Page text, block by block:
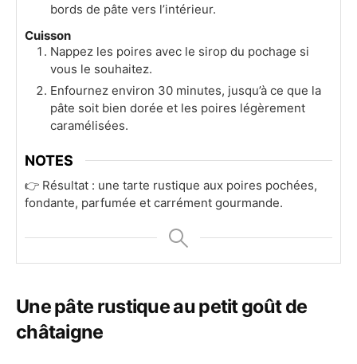
bords de pâte vers l’intérieur.
Cuisson
Nappez les poires avec le sirop du pochage si
vous le souhaitez.
Enfournez environ 30 minutes, jusqu’à ce que la
pâte soit bien dorée et les poires légèrement
caramélisées.
NOTES
👉 Résultat : une tarte rustique aux poires pochées,
fondante, parfumée et carrément gourmande.
Une pâte rustique au petit goût de
châtaigne